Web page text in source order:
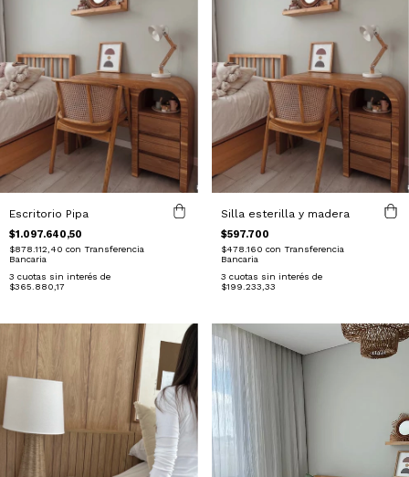
Escritorio Pipa
$1.097.640,50
$878.112,40 con Transferencia
Bancaria
3 cuotas sin interés de
$365.880,17
Silla esterilla y madera
$597.700
$478.160 con Transferencia
Bancaria
3 cuotas sin interés de
$199.233,33